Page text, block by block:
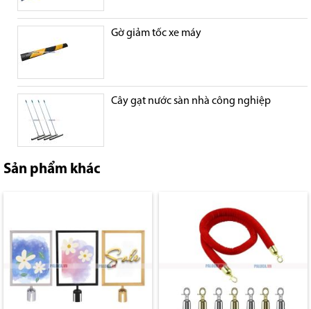
Gờ giảm tốc xe máy
Cây gạt nước sàn nhà công nghiệp
Sản phẩm khác